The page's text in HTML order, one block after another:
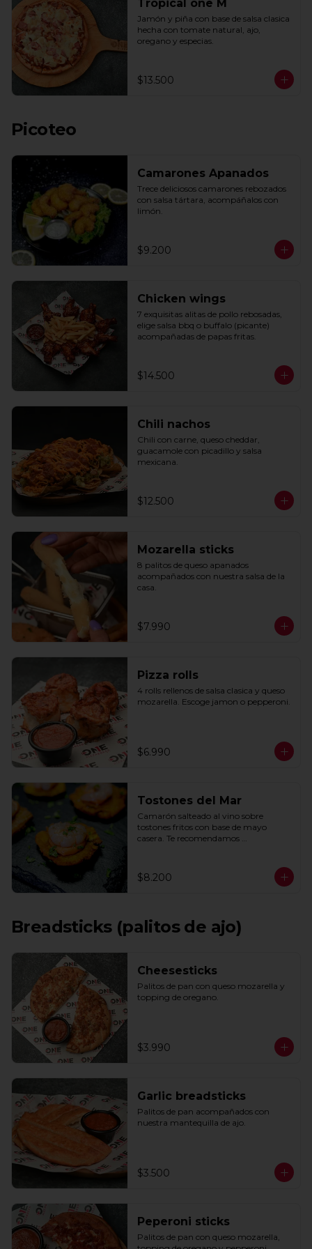
Tropical one M
Jamón y piña con base de salsa clasica
hecha con tomate natural, ajo,
oregano y especias.
$13.500
Picoteo
Camarones Apanados
Trece deliciosos camarones rebozados
con salsa tártara, acompáñalos con
limón.
$9.200
Chicken wings
7 exquisitas alitas de pollo rebosadas,
elige salsa bbq o buffalo (picante)
acompañadas de papas fritas.
$14.500
Chili nachos
Chili con carne, queso cheddar,
guacamole con picadillo y salsa
mexicana.
$12.500
Mozarella sticks
8 palitos de queso apanados
acompañados con nuestra salsa de la
casa.
$7.990
Pizza rolls
4 rolls rellenos de salsa clasica y queso
mozarella. Escoge jamon o pepperoni.
$6.990
Tostones del Mar
Camarón salteado al vino sobre
tostones fritos con base de mayo
casera. Te recomendamos
$8.200
Breadsticks (palitos de ajo)
Cheesesticks
Palitos de pan con queso mozarella y
topping de oregano.
$3.990
Garlic breadsticks
Palitos de pan acompañados con
nuestra mantequilla de ajo.
$3.500
Peperoni sticks
Palitos de pan con queso mozarella,